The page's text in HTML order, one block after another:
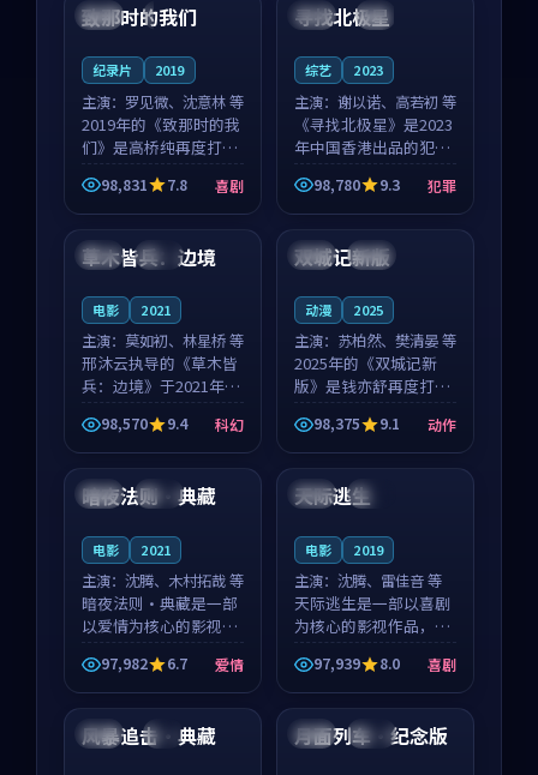
中国 4K
致那时的我们
纪录片 2019
主演： 罗见微、沈意林 等
2019年的《致那时的我
们》是高桥纯再度打磨
的喜剧佳作。中国大陆
的取景与都市寓言的氛
围相互成就，罗见微与
沈意林的对手戏自然克
制，让整部影片在悬
98,831 7.8 喜剧
中国 4K
寻找北极星
综艺 2023
主演： 谢以诺、高若初 等
《寻找北极星》是2023
年中国香港出品的犯罪
新作，主创团队希望用
公路冒险的故事让观众
停下来想一想。谢以诺
领衔，高若初担任重要
角色，戚南柯的叙事
98,780 9.3 犯罪
泰国 独播
草木皆兵：边境
电影 2021
主演： 莫如初、林星桥 等
邢沐云执导的《草木皆
兵：边境》于2021年面
世，泰国的城市气质与
校园青春的人物心境共
同构筑了影片基调。莫
如初、林星桥用细腻的
表演撑起整部科幻电
98,570 9.4 科幻
中国 独播
双城记新版
动漫 2025
主演： 苏柏然、樊清晏 等
2025年的《双城记新
版》是钱亦舒再度打磨
的动作佳作。中国大陆
的取景与沙漠探险的氛
围相互成就，苏柏然与
樊清晏的对手戏自然克
制，让整部影片在悬念
98,375 9.1 动作
中国 热播
暗夜法则·典藏
电影 2021
主演： 沈腾、木村拓哉 等
暗夜法则·典藏是一部
以爱情为核心的影视作
品，围绕危机、反转与
人物成长展开，整体节
奏紧凑，值得推荐观
看。
97,982 6.7 爱情
中国 独播
天际逃生
电影 2019
主演： 沈腾、雷佳音 等
天际逃生是一部以喜剧
为核心的影视作品，围
绕危机、反转与人物成
长展开，整体节奏紧
凑，值得推荐观看。
97,939 8.0 喜剧
日本 4K
风暴追击·典藏 泰国 热播
月面列车·纪念版